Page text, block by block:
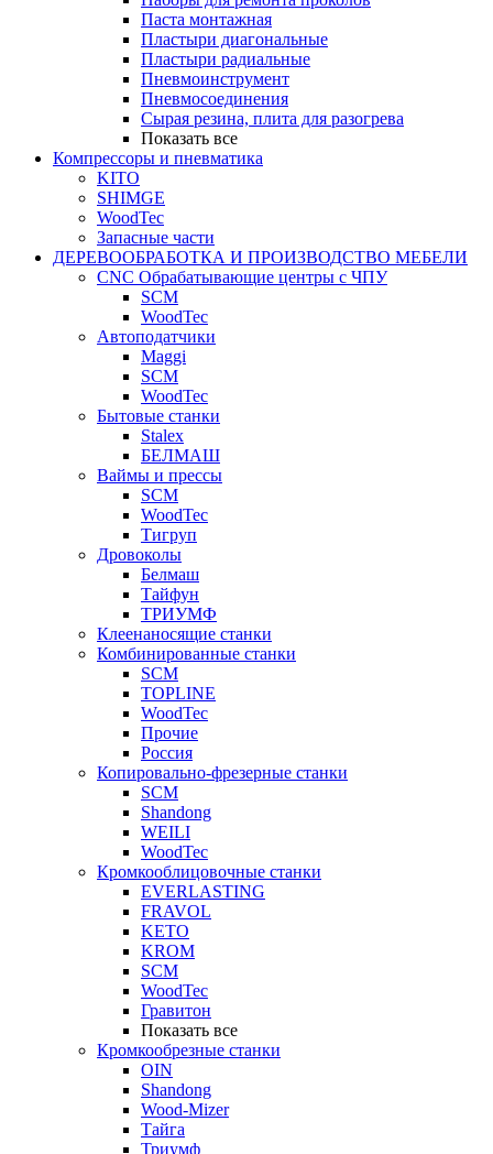
Паста монтажная
Пластыри диагональные
Пластыри радиальные
Пневмоинструмент
Пневмосоединения
Сырая резина, плита для разогрева
Показать все
Компрессоры и пневматика
KITO
SHIMGE
WoodTec
Запасные части
ДЕРЕВООБРАБОТКА И ПРОИЗВОДСТВО МЕБЕЛИ
CNC Обрабатывающие центры с ЧПУ
SCM
WoodTec
Автоподатчики
Maggi
SCM
WoodTec
Бытовые станки
Stalex
БЕЛМАШ
Ваймы и прессы
SCM
WoodTec
Тигруп
Дровоколы
Белмаш
Тайфун
ТРИУМФ
Клеенаносящие станки
Комбинированные станки
SCM
TOPLINE
WoodTec
Прочие
Россия
Копировально-фрезерные станки
SCM
Shandong
WEILI
WoodTec
Кромкооблицовочные станки
EVERLASTING
FRAVOL
KETO
KROM
SCM
WoodTec
Гравитон
Показать все
Кромкообрезные станки
OIN
Shandong
Wood-Mizer
Тайга
Триумф